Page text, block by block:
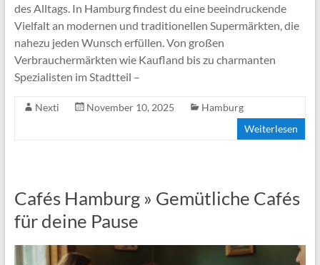
des Alltags. In Hamburg findest du eine beeindruckende
Vielfalt an modernen und traditionellen Supermärkten, die
nahezu jeden Wunsch erfüllen. Von großen
Verbrauchermärkten wie Kaufland bis zu charmanten
Spezialisten im Stadtteil –
Nexti November 10, 2025
Hamburg
Weiterlesen
Cafés Hamburg » Gemütliche Cafés
für deine Pause